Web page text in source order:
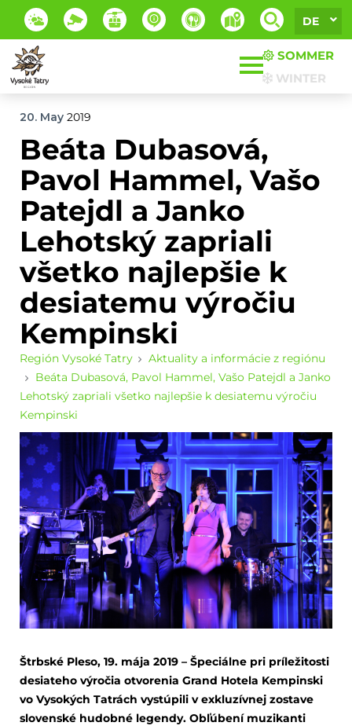
DE
SOMMER
WINTER
20. May2019
Beáta Dubasová,
Pavol Hammel, Vašo
Patejdl a Janko
Lehotský zapriali
všetko najlepšie k
desiatemu výročiu
Kempinski
Región Vysoké Tatry
Aktuality a informácie z regiónu
Beáta Dubasová, Pavol Hammel, Vašo Patejdl a Janko
Lehotský zapriali všetko najlepšie k desiatemu výročiu
Kempinski
Štrbské Pleso, 19. mája 2019 – Špeciálne pri príležitosti
desiateho výročia otvorenia Grand Hotela Kempinski
vo Vysokých Tatrách vystúpili v exkluzívnej zostave
slovenské hudobné legendy. Obľúbení muzikanti